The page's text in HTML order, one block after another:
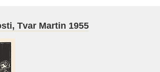
Tvar Martin 1955